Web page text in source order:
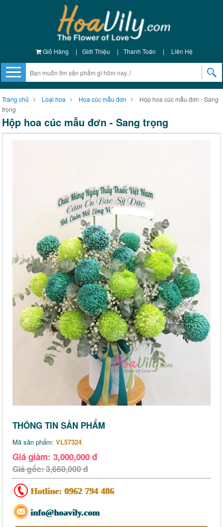
Giỏ Hàng | Giới Thiệu | Thanh Toán | Liên Hệ
Trang chủ Loại hoa Hoa cúc mẫu đơn
Hộp hoa cúc mẫu đơn - Sang
trọng
Hộp hoa cúc mẫu đơn - Sang trọng
THÔNG TIN SẢN PHẨM
Mã sản phẩm: VL57324
Giá giảm: 3,000,000 đ
Giá gốc: 3,660,000 đ
Hotline: 0962 794 486
info@hoavily.com